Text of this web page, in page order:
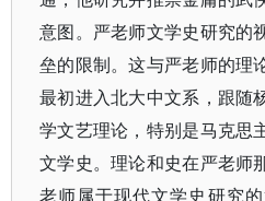
意图。严老师文学史研究的
垒的限制。这与严老师的理
最初进入北大中文系，跟随
学文艺理论，特别是马克思
文学史。理论和史在严老师
老师属于现代文学史研究